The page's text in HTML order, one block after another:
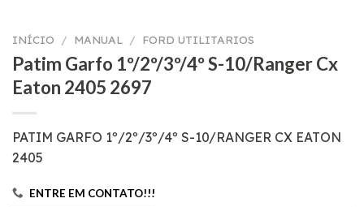
INÍCIO / MANUAL / FORD UTILITARIOS
Patim Garfo 1º/2º/3º/4º S-10/Ranger Cx
Eaton 2405 2697
PATIM GARFO 1º/2º/3º/4º S-10/RANGER CX EATON
2405
ENTRE EM CONTATO!!!